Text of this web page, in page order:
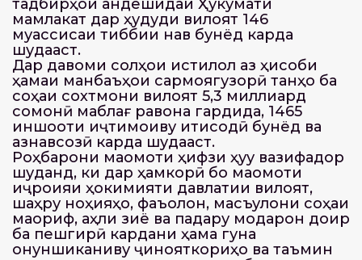
тадбирҳои андешидаи Ҳукумати
мамлакат дар ҳудуди вилоят 146
муассисаи тиббии нав бунёд карда
шудааст.
Дар давоми солҳои истиқлол аз ҳисоби
ҳамаи манбаъҳои сармоягузорӣ танҳо ба
соҳаи сохтмони вилоят 5,3 миллиард
сомонӣ маблағ равона гардида, 1465
иншооти иҷтимоиву иқтисодӣ бунёд ва
азнавсозӣ карда шудааст.
Роҳбарони мақомоти ҳифзи ҳуқуқ вазифадор
шуданд, ки дар ҳамкорӣ бо мақомоти
иҷроияи ҳокимияти давлатии вилоят,
шаҳру ноҳияҳо, фаъолон, масъулони соҳаи
маориф, аҳли зиё ва падару модарон доир
ба пешгирӣ кардани ҳама гуна
қонуншиканиву ҷинояткориҳо ва таъмин